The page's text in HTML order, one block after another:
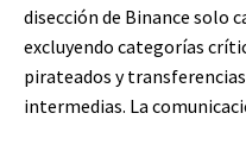
disección de Binance solo
excluyendo categorías
pirateados y
intermedias. La